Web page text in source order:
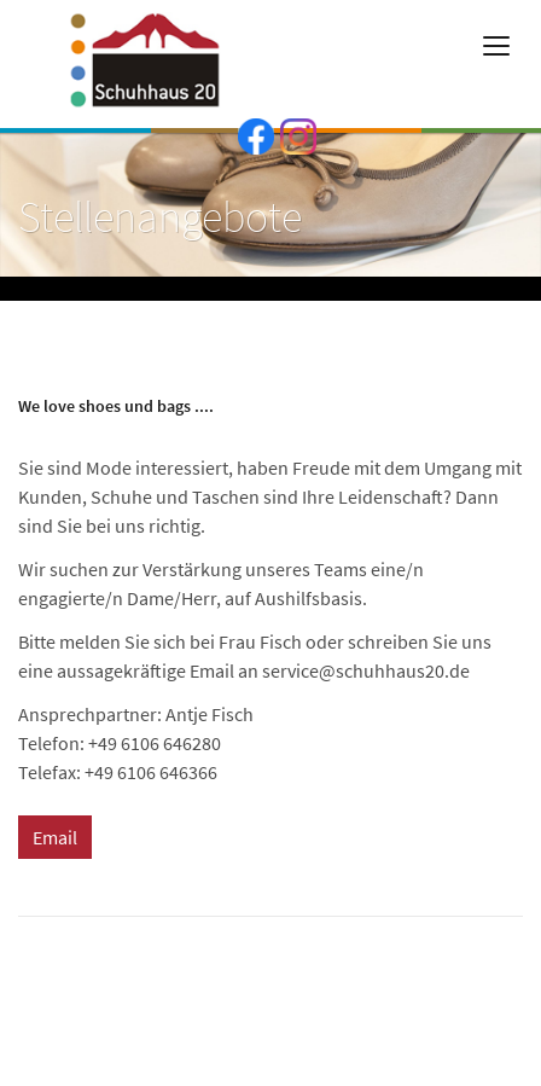
Stellenangebote
We love shoes und bags ....
Sie sind Mode interessiert, haben Freude mit dem Umgang mit
Kunden, Schuhe und Taschen sind Ihre Leidenschaft? Dann
sind Sie bei uns richtig.
Wir suchen zur Verstärkung unseres Teams eine/n
engagierte/n Dame/Herr, auf Aushilfsbasis.
Bitte melden Sie sich bei Frau Fisch oder schreiben Sie uns
eine aussagekräftige Email an service@schuhhaus20.de
Ansprechpartner: Antje Fisch
Telefon: +49 6106 646280
Telefax: +49 6106 646366
Email